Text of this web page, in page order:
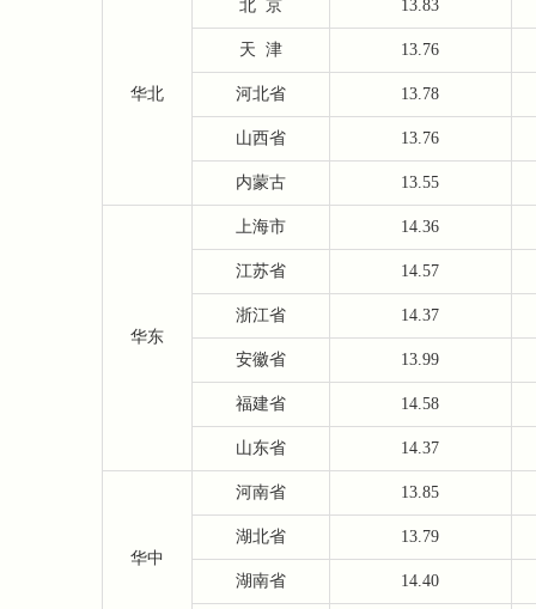
华北
北 京 13.83
天 津 13.76
河北省 13.78
山西省 13.76
内蒙古 13.55
华东
上海市 14.36
江苏省 14.57
浙江省 14.37
安徽省 13.99
福建省 14.58
山东省 14.37
华中
河南省 13.85
湖北省 13.79
湖南省 14.40